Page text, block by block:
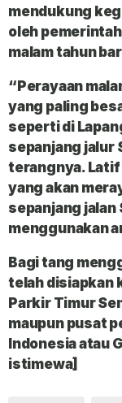
mendukung
oleh
malam tahun
“Perayaan
yang paling
seperti di
sepanjang jalur
terangnya. Latif
yang akan
sepanjang jalan
menggunakan
Bagi tang
telah disiapkan
Parkir Timur
maupun pusat
Indonesia atau
istimewa]